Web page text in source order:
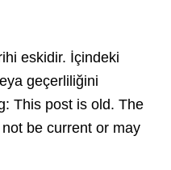
eskidir. İçindeki
geçerliliğini
This post is old. The
be current or may